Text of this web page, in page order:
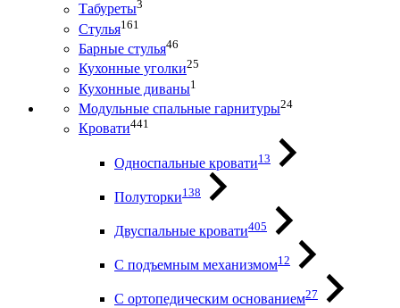
Табуреты3
Стулья161
Барные стулья46
Кухонные уголки25
Кухонные диваны1
Модульные спальные гарнитуры24
Кровати441
Односпальные кровати13
Полуторки138
Двуспальные кровати405
С подъемным механизмом12
С ортопедическим основанием27